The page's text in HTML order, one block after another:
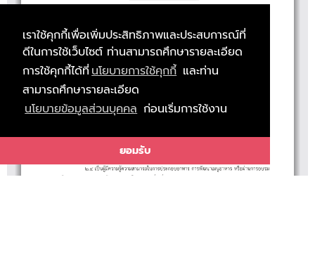
เราใช้คุกกี้เพื่อเพิ่มประสิทธิภาพและประสบการณ์ที่
ดีในการใช้เว็บไซต์ ท่านสามารถศึกษารายละเอียด
การใช้คุกกี้ได้ที่นโยบายการใช้คุกกี้ และท่าน
สามารถศึกษารายละเอียด
นโยบายข้อมูลส่วนบุคคล ก่อนเริ่มการใช้งาน
ยอมรับ